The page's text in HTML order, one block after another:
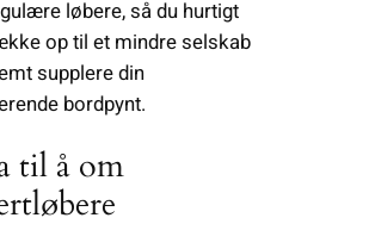
løbere, så du hurtigt
op til et mindre selskab
supplere din
bordpynt.
til å om